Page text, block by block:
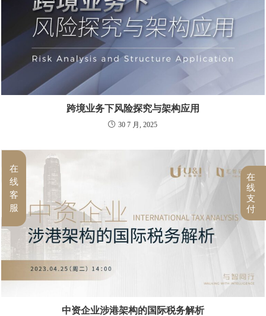
跨境业务下风险探究与架构应用
30 7 月, 2025
中资企业涉港架构的国际税务解析
在
线
客
服
在
线
支
付